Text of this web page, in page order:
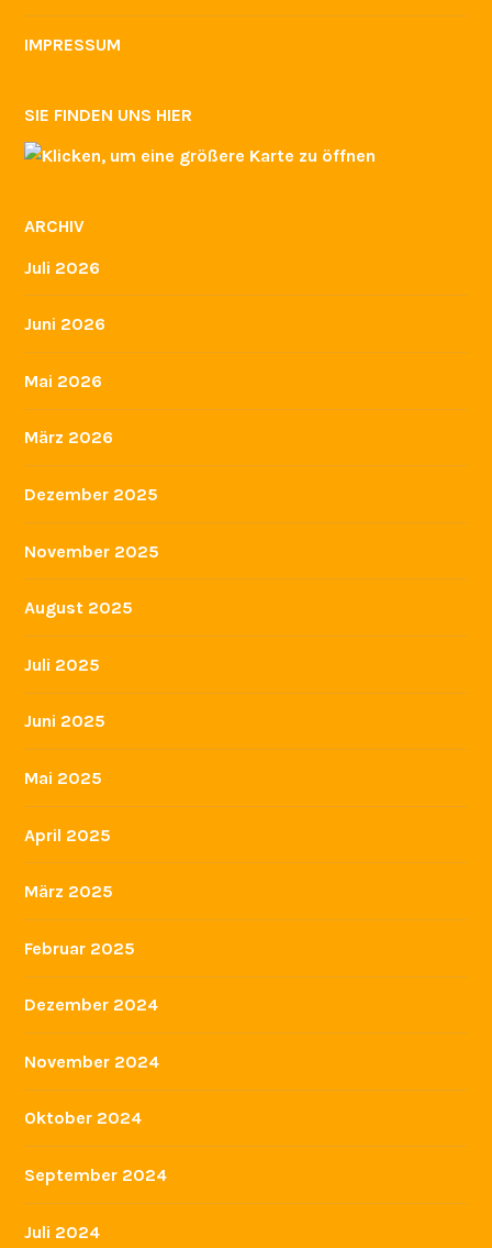
IMPRESSUM
SIE FINDEN UNS HIER
ARCHIV
Juli 2026
Juni 2026
Mai 2026
März 2026
Dezember 2025
November 2025
August 2025
Juli 2025
Juni 2025
Mai 2025
April 2025
März 2025
Februar 2025
Dezember 2024
November 2024
Oktober 2024
September 2024
Juli 2024